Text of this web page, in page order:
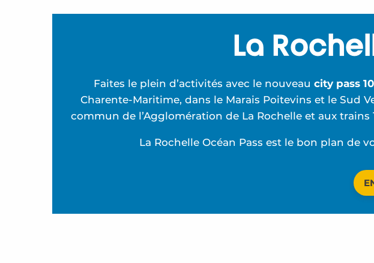
La
Faites le plein d’activités avec le nouveau city pass
Charente-Maritime, dans le Marais Poitevins et le Sud
commun de l’Agglomération de La Rochelle et aux
La Rochelle Océan Pass est le bon plan de